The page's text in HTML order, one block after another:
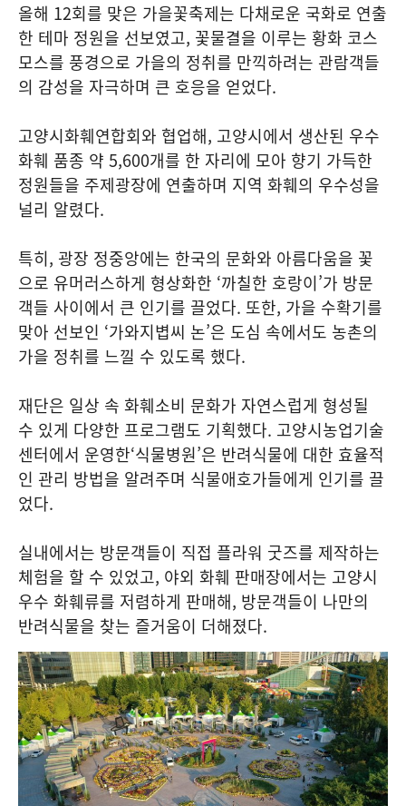
올해 12회를 맞은 가을꽃축제는 다채로운 국화로 연출
한 테마 정원을 선보였고, 꽃물결을 이루는 황화 코스
모스를 풍경으로 가을의 정취를 만끽하려는 관람객들
의 감성을 자극하며 큰 호응을 얻었다.
고양시화훼연합회와 협업해, 고양시에서 생산된 우수
화훼 품종 약 5,600개를 한 자리에 모아 향기 가득한
정원들을 주제광장에 연출하며 지역 화훼의 우수성을
널리 알렸다.
특히, 광장 정중앙에는 한국의 문화와 아름다움을 꽃
으로 유머러스하게 형상화한 ‘까칠한 호랑이’가 방문
객들 사이에서 큰 인기를 끌었다. 또한, 가을 수확기를
맞아 선보인 ‘가와지볍씨 논’은 도심 속에서도 농촌의
가을 정취를 느낄 수 있도록 했다.
재단은 일상 속 화훼소비 문화가 자연스럽게 형성될
수 있게 다양한 프로그램도 기획했다. 고양시농업기술
센터에서 운영한‘식물병원’은 반려식물에 대한 효율적
인 관리 방법을 알려주며 식물애호가들에게 인기를 끌
었다.
실내에서는 방문객들이 직접 플라워 굿즈를 제작하는
체험을 할 수 있었고, 야외 화훼 판매장에서는 고양시
우수 화훼류를 저렴하게 판매해, 방문객들이 나만의
반려식물을 찾는 즐거움이 더해졌다.